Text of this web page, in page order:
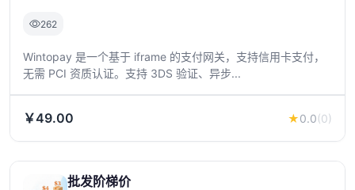
262
Wintopay 是一个基于 iframe 的支付网关，支持信用卡支付，
无需 PCI 资质认证。支持 3DS 验证、异步...
￥49.00 ★0.0(0)
批发阶梯价